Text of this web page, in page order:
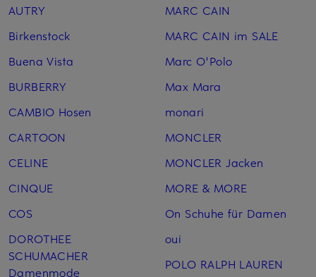
AUTRY
Birkenstock
Buena Vista
BURBERRY
CAMBIO Hosen
CARTOON
CELINE
CINQUE
COS
DOROTHEE
SCHUMACHER
Damenmode
MARC CAIN
MARC CAIN im SALE
Marc O'Polo
Max Mara
monari
MONCLER
MONCLER Jacken
MORE & MORE
On Schuhe für Damen
oui
POLO RALPH LAUREN